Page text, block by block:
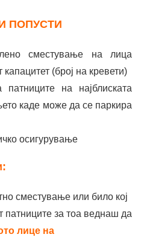
ПОПУСТИ
сместување на лица
(број на кревети)
патниците на најблиската
каде може да се паркира
осигурување
сместување или било кој
патниците за тоа веднаш да
лице на